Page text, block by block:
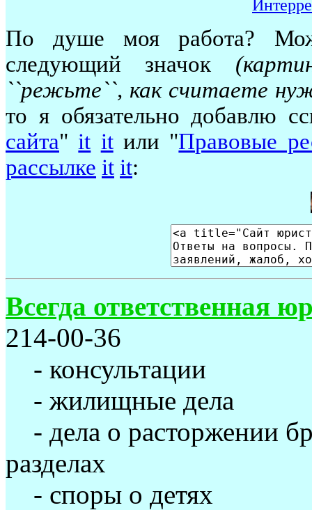
По душе моя работа?
следующий значок
``режьте``, как считаете
то я обязательно добавлю
сайта" it itили "Правовые
рассылке it it:
Всегда ответственная
214-00-36
- консультации
- жилищные дела
- дела о расторжении
разделах
- споры о детях